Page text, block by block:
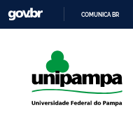
para
o
COMUNICA BR